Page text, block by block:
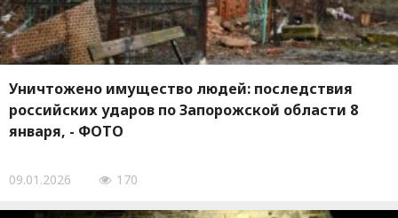
Уничтожено имущество людей: последствия
российских ударов по Запорожской области 8
января, - ФОТО
09.01.2026 170